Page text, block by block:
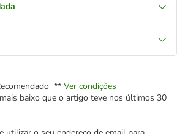
** Ver condições
baixo que o artigo teve nos últimos 30